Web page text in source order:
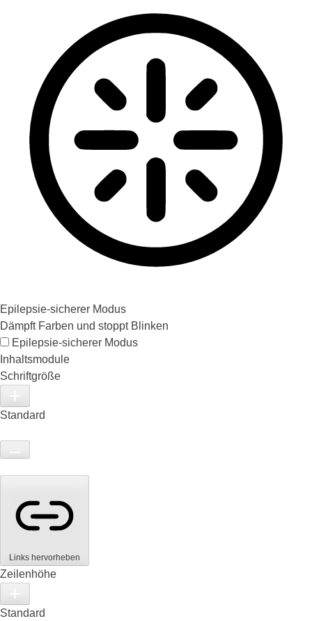
Epilepsie-sicherer Modus
Dämpft Farben und stoppt Blinken
Epilepsie-sicherer Modus
Inhaltsmodule
Schriftgröße
Standard
Links hervorheben
Zeilenhöhe
Standard